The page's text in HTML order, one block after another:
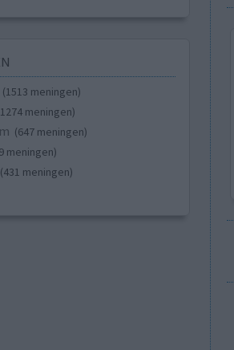
(1513 meningen)
meningen)
(647 meningen)
meningen)
(431 meningen)